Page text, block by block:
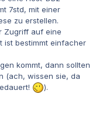
7std, mit einer
zu erstellen.
Zugriff auf eine
ist bestimmt einfacher
kommt, dann sollten
(ach, wissen sie, da
).